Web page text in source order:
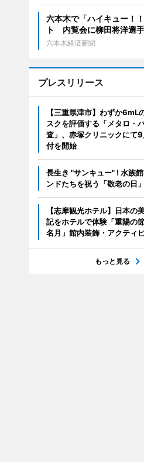
六本木で「ハイキュー！
ト 内覧会に柳田将洋選
六本木経済新聞
プレスリリース
【三重県津市】わずか6mL
スクを評価する「メタロ・
査」、赤塚クリニックにて
付を開始
長生き "サンキュー" ! 水族
ンドたちを祝う「敬老の日
【志摩観光ホテル】日本の
記をホテルで体験「重陽の
名月」館内装飾・アクティ
もっと見る